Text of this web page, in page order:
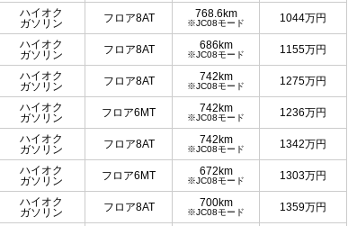
ハイオク
ガソリン
フロア8AT 768.6km
※JC08モード 1044万円
ハイオク
ガソリン
フロア8AT 686km
※JC08モード 1155万円
ハイオク
ガソリン
フロア8AT 742km
※JC08モード 1275万円
ハイオク
ガソリン
フロア6MT 742km
※JC08モード 1236万円
ハイオク
ガソリン
フロア8AT 742km
※JC08モード 1342万円
ハイオク
ガソリン
フロア6MT 672km
※JC08モード 1303万円
ハイオク
ガソリン
フロア8AT 700km
※JC08モード 1359万円